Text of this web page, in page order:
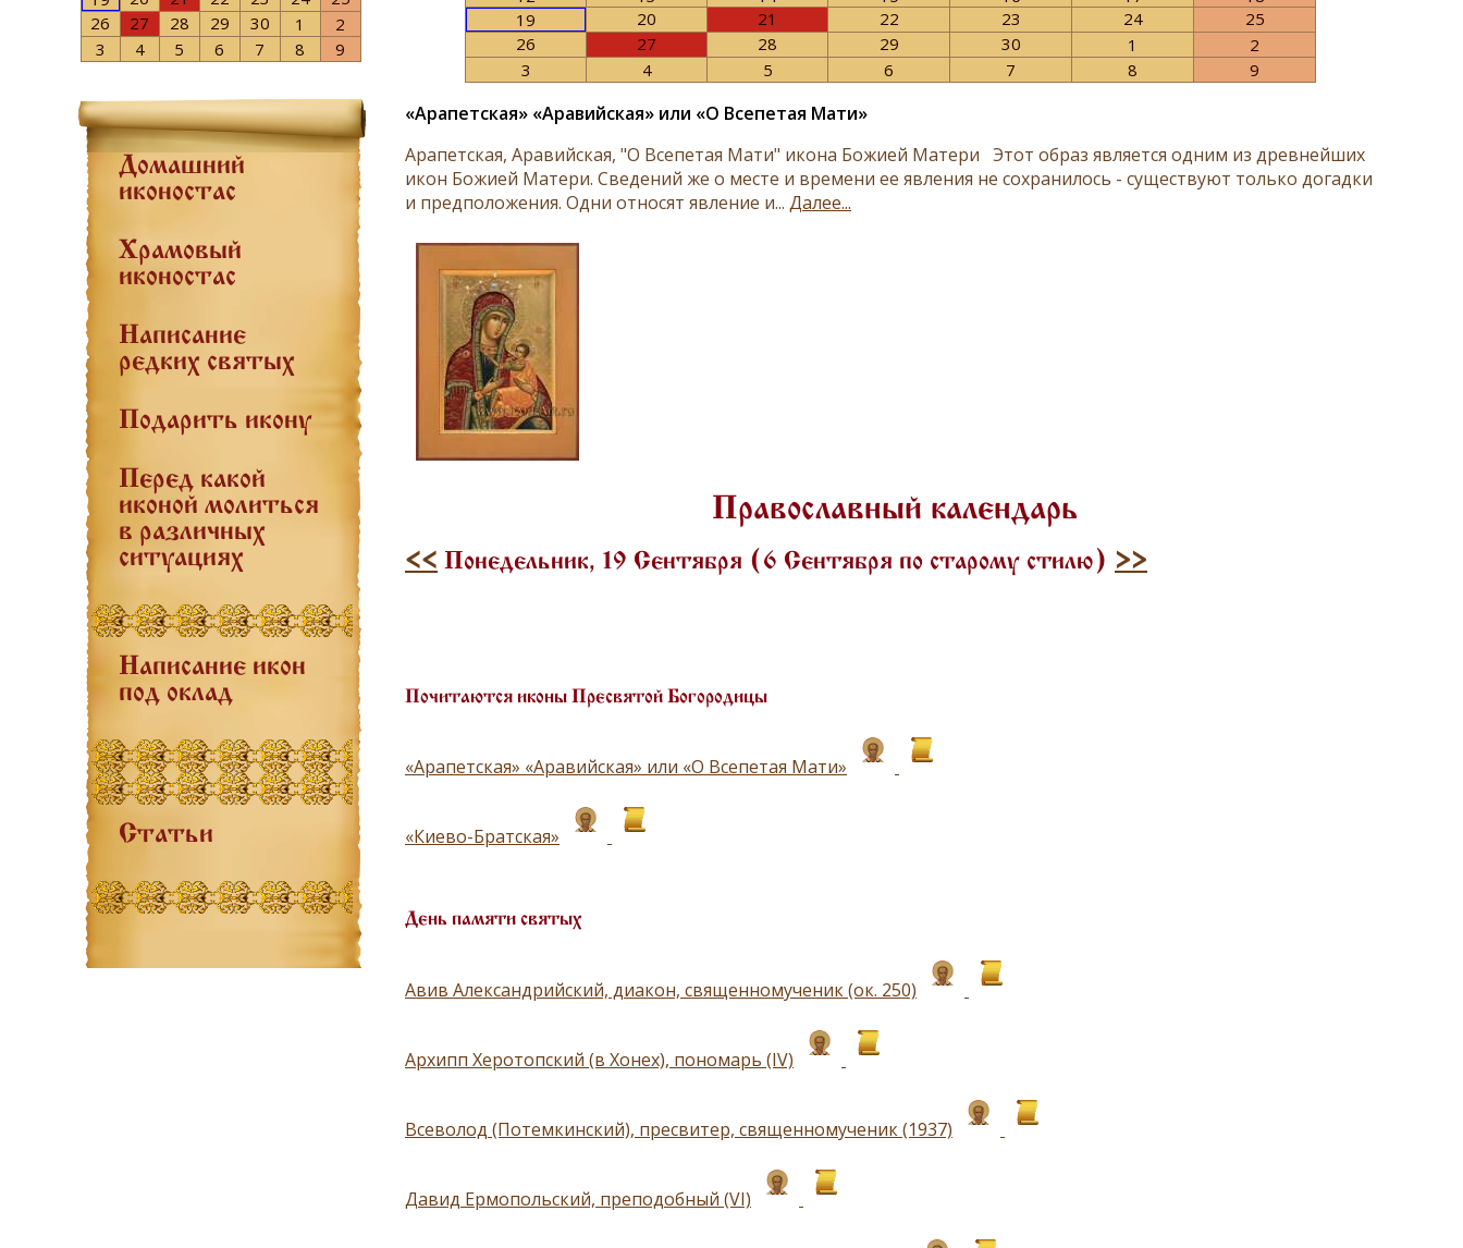
26
27 28 29 30 1
2
3
4 5 6 7 8 9
Домашний
иконостас
Храмовый
иконостас
Написание
редких святых
Подарить икону
Перед какой
иконой молиться
в различных
ситуациях
Написание икон
под оклад
Статьи
19
20 21 22 23 24
25
26
27 28 29 30 1
2
3
4 5 6 7 8 9
«Арапетская» «Аравийская» или «О Всепетая Мати»
Арапетская, Аравийская, "О Всепетая Мати" икона Божией Матери Этот образ является одним из древнейших
икон Божией Матери. Сведений же о месте и времени ее явления не сохранилось - существуют только догадки
и предположения. Одни относят явление и... Далее...
Православный календарь
<< Понедельник, 19 Сентября (6 Сентября по старому стилю) >>
Почитаются иконы Пресвятой Богородицы
«Арапетская» «Аравийская» или «О Всепетая Мати»
«Киево-Братская»
День памяти святых
Авив Александрийский, диакон, священномученик (ок. 250)
Архипп Херотопский (в Хонех), пономарь (IV)
Всеволод (Потемкинский), пресвитер, священномученик (1937)
Давид Ермопольский, преподобный (VI)